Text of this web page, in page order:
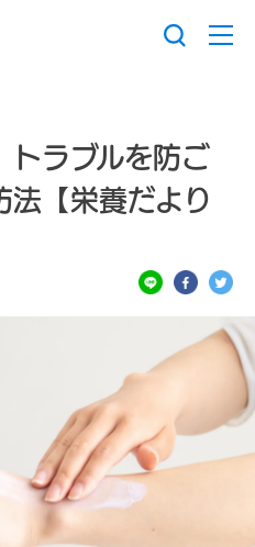
トラブルを防ご
法【栄養だより